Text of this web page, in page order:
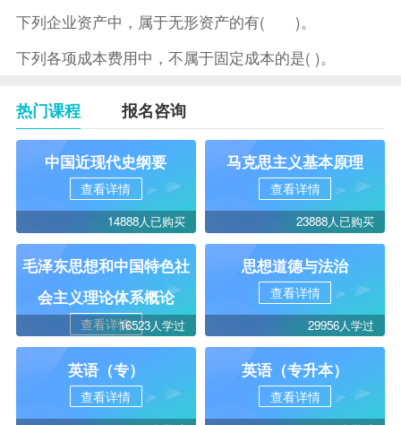
下列企业资产中，属于无形资产的有( )。
下列各项成本费用中，不属于固定成本的是( )。
热门课程 报名咨询
中国近现代史纲要
查看详情
14888人已购买
马克思主义基本原理
查看详情
23888人已购买
毛泽东思想和中国特色社
会主义理论体系概论
查看详情16523人学过
思想道德与法治
查看详情
29956人学过
英语（专）
查看详情
英语（专升本）
查看详情